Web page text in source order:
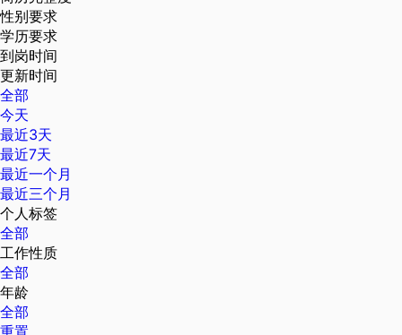
性别要求
学历要求
到岗时间
更新时间
全部
今天
最近3天
最近7天
最近一个月
最近三个月
个人标签
全部
工作性质
全部
年龄
全部